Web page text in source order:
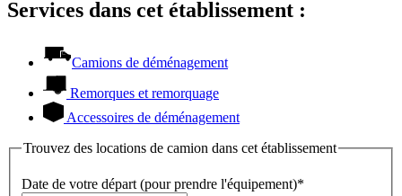
Services dans cet établissement :
Camions de déménagement
Remorques et remorquage
Accessoires de déménagement
Trouvez des locations de camion dans cet établissement
Date de votre départ (pour prendre l'équipement)*